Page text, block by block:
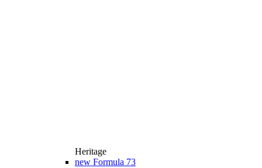
Heritage
new Formula 73